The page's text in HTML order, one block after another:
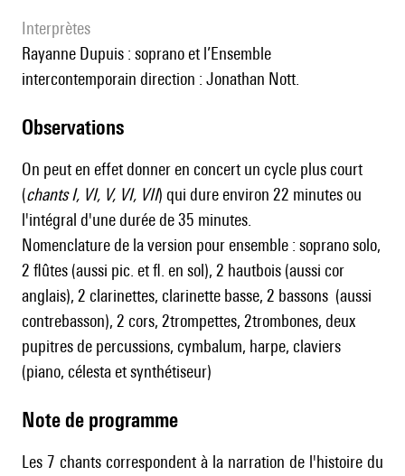
interprètes
Rayanne Dupuis : soprano et l’Ensemble
intercontemporain direction : Jonathan Nott.
observations
On peut en effet donner en concert un cycle plus court
(chants I, VI, V, VI, VII) qui dure environ 22 minutes ou
l'intégral d'une durée de 35 minutes.
Nomenclature de la version pour ensemble : soprano solo,
2 flûtes (aussi pic. et fl. en sol), 2 hautbois (aussi cor
anglais), 2 clarinettes, clarinette basse, 2 bassons (aussi
contrebasson), 2 cors, 2trompettes, 2trombones, deux
pupitres de percussions, cymbalum, harpe, claviers
(piano, célesta et synthétiseur)
Note de programme
Les 7 chants correspondent à la narration de l'histoire du